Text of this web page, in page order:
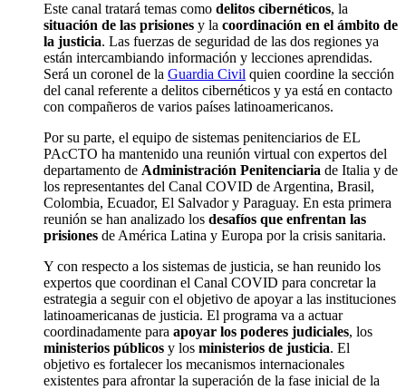
Este canal tratará temas como delitos cibernéticos, la
situación de las prisiones y la coordinación en el ámbito de
la justicia. Las fuerzas de seguridad de las dos regiones ya
están intercambiando información y lecciones aprendidas.
Será un coronel de la Guardia Civil quien coordine la sección
del canal referente a delitos cibernéticos y ya está en contacto
con compañeros de varios países latinoamericanos.
Por su parte, el equipo de sistemas penitenciarios de EL
PAcCTO ha mantenido una reunión virtual con expertos del
departamento de Administración Penitenciaria de Italia y de
los representantes del Canal COVID de Argentina, Brasil,
Colombia, Ecuador, El Salvador y Paraguay. En esta primera
reunión se han analizado los desafíos que enfrentan las
prisiones de América Latina y Europa por la crisis sanitaria.
Y con respecto a los sistemas de justicia, se han reunido los
expertos que coordinan el Canal COVID para concretar la
estrategia a seguir con el objetivo de apoyar a las instituciones
latinoamericanas de justicia. El programa va a actuar
coordinadamente para apoyar los poderes judiciales, los
ministerios públicos y los ministerios de justicia. El
objetivo es fortalecer los mecanismos internacionales
existentes para afrontar la superación de la fase inicial de la